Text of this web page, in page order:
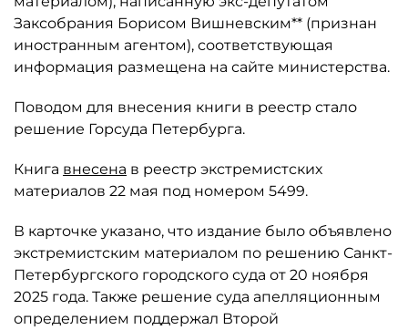
Заксобрания Борисом Вишневским** (признан
иностранным агентом), соответствующая
информация размещена на сайте министерства.
Поводом для внесения книги в реестр стало
решение Горсуда Петербурга.
Книга внесена в реестр экстремистских
материалов 22 мая под номером 5499.
В карточке указано, что издание было объявлено
экстремистским материалом по решению Санкт-
Петербургского городского суда от 20 ноября
2025 года. Также решение суда апелляционным
определением поддержал Второй